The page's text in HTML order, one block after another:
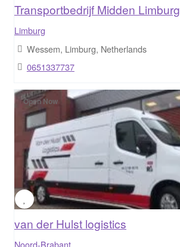
Transportbedrijf Midden Limburg
Limburg
Wessem, Limburg, Netherlands
0651337737
van der Hulst logistics
Open Now